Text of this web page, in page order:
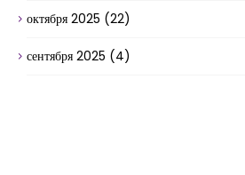
октября 2025 (22)
сентября 2025 (4)